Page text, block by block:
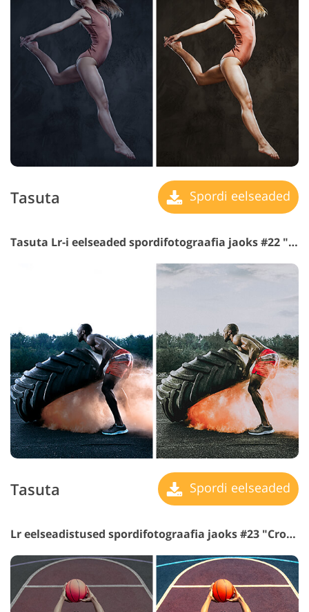
Tasuta Spordi eelseaded
Tasuta Lr-i eelseaded spordifotograafia jaoks #22 "Moody"
Tasuta Spordi eelseaded
Lr eelseadistused spordifotograafia jaoks #23 "Cross Process"